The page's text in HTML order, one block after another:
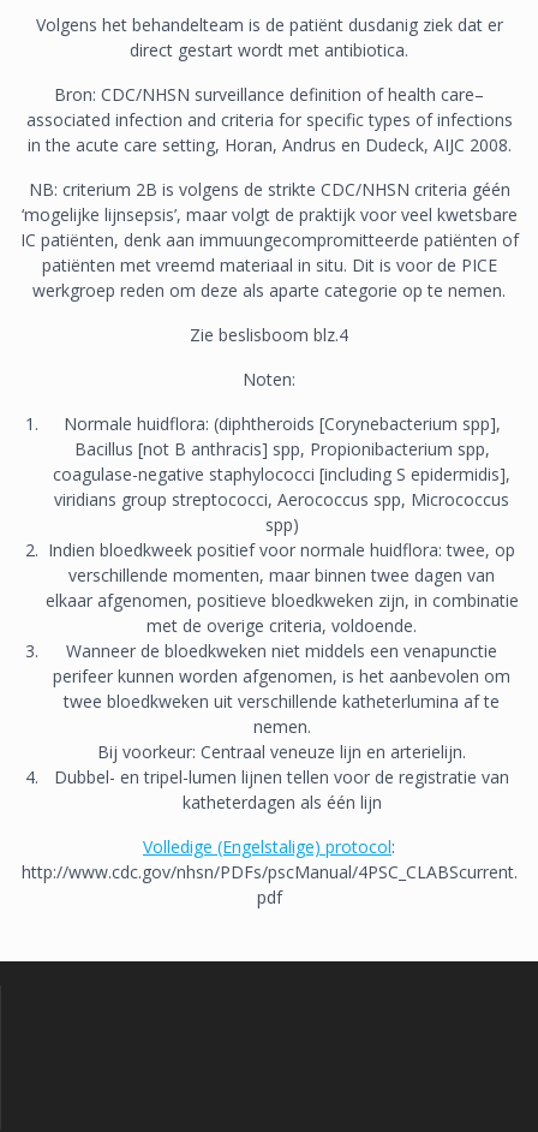
Volgens het behandelteam is de patiënt dusdanig ziek dat er
direct gestart wordt met antibiotica.
Bron: CDC/NHSN surveillance definition of health care–
associated infection and criteria for specific types of infections
in the acute care setting, Horan, Andrus en Dudeck, AIJC 2008.
NB: criterium 2B is volgens de strikte CDC/NHSN criteria géén
‘mogelijke lijnsepsis’, maar volgt de praktijk voor veel kwetsbare
IC patiënten, denk aan immuungecompromitteerde patiënten of
patiënten met vreemd materiaal in situ. Dit is voor de PICE
werkgroep reden om deze als aparte categorie op te nemen.
Zie beslisboom blz.4
Noten:
Normale huidflora: (diphtheroids [Corynebacterium spp],
Bacillus [not B anthracis] spp, Propionibacterium spp,
coagulase-negative staphylococci [including S epidermidis],
viridians group streptococci, Aerococcus spp, Micrococcus
spp)
Indien bloedkweek positief voor normale huidflora: twee, op
verschillende momenten, maar binnen twee dagen van
elkaar afgenomen, positieve bloedkweken zijn, in combinatie
met de overige criteria, voldoende.
Wanneer de bloedkweken niet middels een venapunctie
perifeer kunnen worden afgenomen, is het aanbevolen om
twee bloedkweken uit verschillende katheterlumina af te
nemen.
Bij voorkeur: Centraal veneuze lijn en arterielijn.
Dubbel- en tripel-lumen lijnen tellen voor de registratie van
katheterdagen als één lijn
Volledige (Engelstalige) protocol:
http://www.cdc.gov/nhsn/PDFs/pscManual/4PSC_CLABScurrent.
pdf